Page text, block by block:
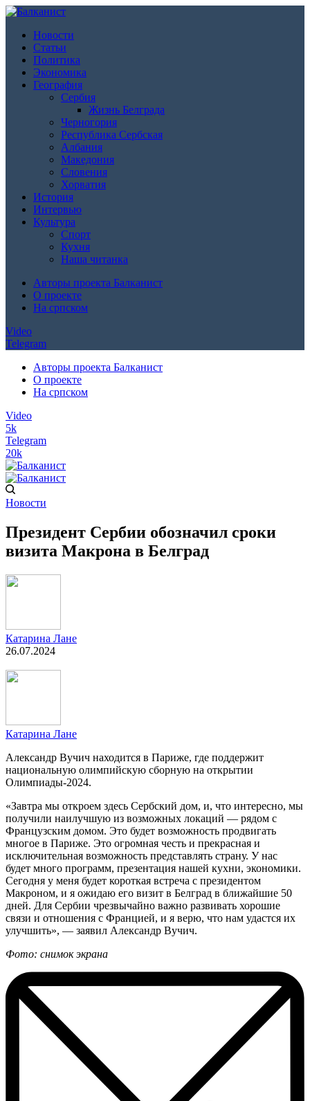
Новости
Статьи
Политика
Экономика
География
Сербия
Жизнь Белграда
Черногория
Республика Сербская
Албания
Македония
Словения
Хорватия
История
Интервью
Культура
Спорт
Кухня
Наша читанка
Авторы проекта Балканист
О проекте
На српском
Video
Telegram
Авторы проекта Балканист
О проекте
На српском
Video
5k
Telegram
20k
Новости
Президент Сербии обозначил сроки
визита Макрона в Белград
Катарина Лане
26.07.2024
Катарина Лане
Александр Вучич находится в Париже, где поддержит
национальную олимпийскую сборную на открытии
Олимпиады-2024.
«Завтра мы откроем здесь Сербский дом, и, что интересно, мы
получили наилучшую из возможных локаций — рядом с
Французским домом. Это будет возможность продвигать
многое в Париже. Это огромная честь и прекрасная и
исключительная возможность представлять страну. У нас
будет много программ, презентация нашей кухни, экономики.
Сегодня у меня будет короткая встреча с президентом
Макроном, и я ожидаю его визит в Белград в ближайшие 50
дней. Для Сербии чрезвычайно важно развивать хорошие
связи и отношения с Францией, и я верю, что нам удастся их
улучшить», — заявил Александр Вучич.
Фото: снимок экрана